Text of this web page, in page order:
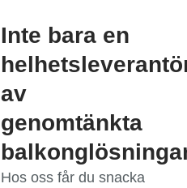
Inte bara en
av
genomtänkta
Hos oss får du snacka